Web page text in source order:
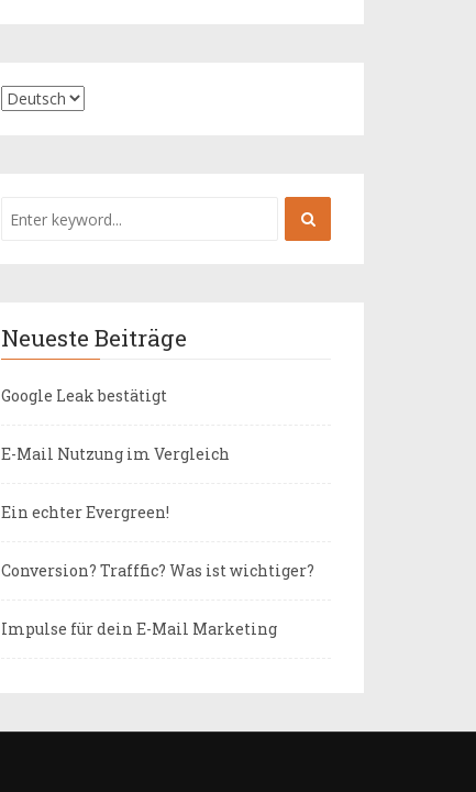
Neueste Beiträge
Google Leak bestätigt
E-Mail Nutzung im Vergleich
Ein echter Evergreen!
Conversion? Trafffic? Was ist wichtiger?
Impulse für dein E-Mail Marketing